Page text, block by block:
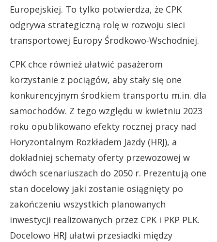
Europejskiej. To tylko potwierdza, że CPK
odgrywa strategiczną rolę w rozwoju sieci
transportowej Europy Środkowo-Wschodniej.
CPK chce również ułatwić pasażerom
korzystanie z pociągów, aby stały się one
konkurencyjnym środkiem transportu m.in. dla
samochodów. Z tego względu w kwietniu 2023
roku opublikowano efekty rocznej pracy nad
Horyzontalnym Rozkładem Jazdy (HRJ), a
dokładniej schematy oferty przewozowej w
dwóch scenariuszach do 2050 r. Prezentują one
stan docelowy jaki zostanie osiągnięty po
zakończeniu wszystkich planowanych
inwestycji realizowanych przez CPK i PKP PLK.
Docelowo HRJ ułatwi przesiadki między